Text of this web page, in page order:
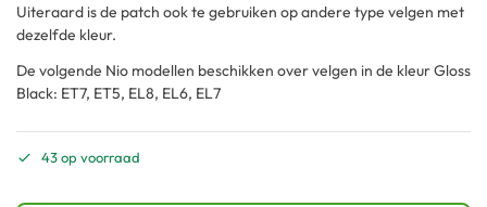
Uiteraard is de patch ook te gebruiken op andere type velgen met
dezelfde kleur.
De volgende Nio modellen beschikken over velgen in de kleur Gloss
Black: ET7, ET5, EL8, EL6, EL7
43 op voorraad